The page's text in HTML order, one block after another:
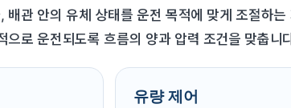
관 안의 유체 상태를 운전 목적에 맞게 조절하
로 운전되도록 흐름의 양과 압력 조건을 맞춥니
유량 제어